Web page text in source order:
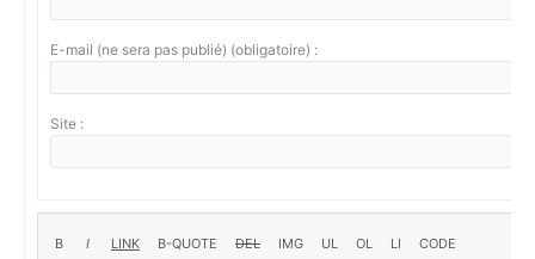
E-mail (ne sera pas publié) (obligatoire) :
Site :